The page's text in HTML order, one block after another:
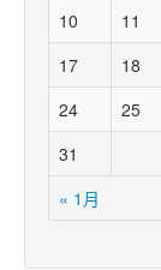
« 1月
10
11
17
18
24
25
31